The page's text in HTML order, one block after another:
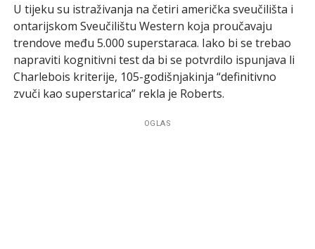
U tijeku su istraživanja na četiri američka sveučilišta i
ontarijskom Sveučilištu Western koja proučavaju
trendove među 5.000 superstaraca. Iako bi se trebao
napraviti kognitivni test da bi se potvrdilo ispunjava li
Charlebois kriterije, 105-godišnjakinja “definitivno
zvuči kao superstarica” rekla je Roberts.
OGLAS